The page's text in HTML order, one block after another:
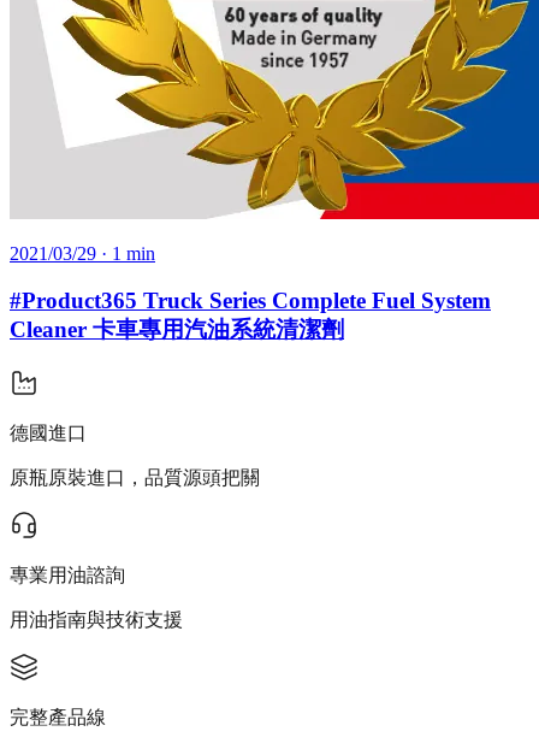
2021/03/29 · 1 min
#Product365 Truck Series Complete Fuel System
Cleaner 卡車專用汽油系統清潔劑
德國進口
原瓶原裝進口，品質源頭把關
專業用油諮詢
用油指南與技術支援
完整產品線